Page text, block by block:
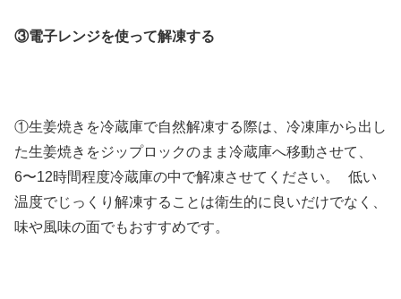
③電子レンジを使って解凍する
①生姜焼きを冷蔵庫で自然解凍する際は、冷凍庫から出し
た生姜焼きをジップロックのまま冷蔵庫へ移動させて、
6〜12時間程度冷蔵庫の中で解凍させてください。 低い
温度でじっくり解凍することは衛生的に良いだけでなく、
味や風味の面でもおすすめです。